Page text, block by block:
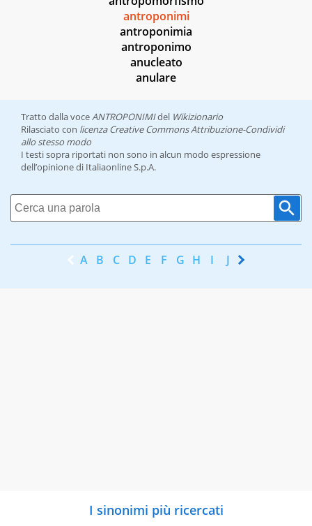
antroponimi
antroponimia
antroponimo
anucleato
anulare
Tratto dalla voceANTROPONIMIdel Wikizionario
Rilasciato con licenza Creative Commons Attribuzione-Condividi
allo stesso modo
I testi sopra riportati non sono in alcun modo espressione
dell’opinione di Italiaonline S.p.A.
A B C D E F G H I J K
I sinonimi più ricercati